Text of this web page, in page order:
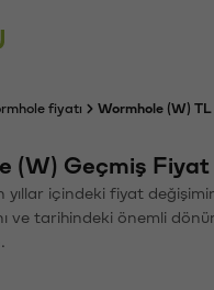
fiyatı Wormhole (W)
(W) Geçmiş Fiyat
yıllar içindeki fiyat
ve tarihindeki önemli